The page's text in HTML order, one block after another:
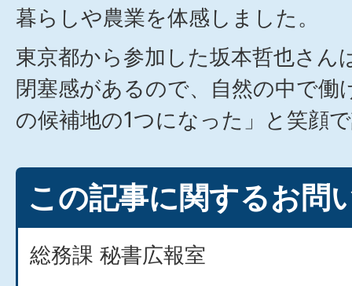
暮らしや農業を体感しました。
東京都から参加した坂本哲也さん
閉塞感があるので、自然の中で働
の候補地の1つになった」と笑顔
この記事に関するお問
総務課 秘書広報室